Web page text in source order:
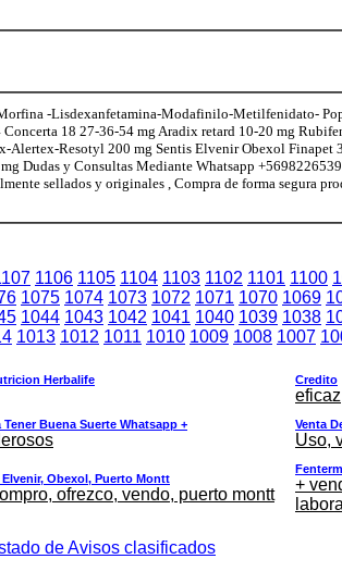
-Lisdexanfetamina-Modafinilo-Metilfenidato-
18 27-36-54 mg Aradix retard 10-20 mg
Resotyl 200 mg Sentis Elvenir Obexol Finapet
Dudas y Consultas Mediante Whatsapp
sellados y originales , Compra de forma segura
1106 1105 1104 1103 1102 1101 1100
1075 1074 1073 1072 1071 1070 1069
1044 1043 1042 1041 1040 1039 1038
1013 1012 1011 1010 1009 1008 1007
Herbalife Credito
eficaz
Buena Suerte Whatsapp + Venta
Uso,
Obexol, Puerto Montt
ofrezco, vendo, puerto montt
+
de Avisos clasificados